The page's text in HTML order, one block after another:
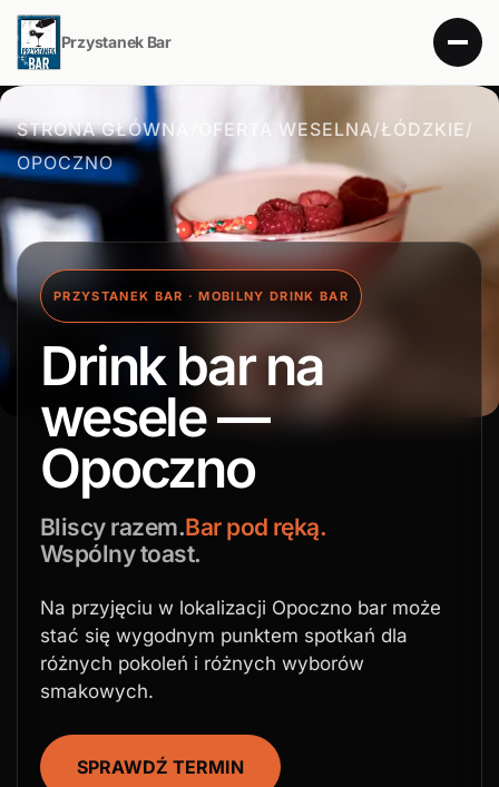
Przystanek Bar
STRONA GŁÓWNA OFERTA WESELNA/ŁÓDZKIE/
OPOCZNO
PRZYSTANEK BAR · MOBILNY DRINK BAR
Drink bar na
wesele —
Opoczno
Bliscy razem.Bar pod ręką.
Wspólny toast.
Na przyjęciu w lokalizacji Opoczno bar może
stać się wygodnym punktem spotkań dla
różnych pokoleń i różnych wyborów
smakowych.
SPRAWDŹ TERMIN